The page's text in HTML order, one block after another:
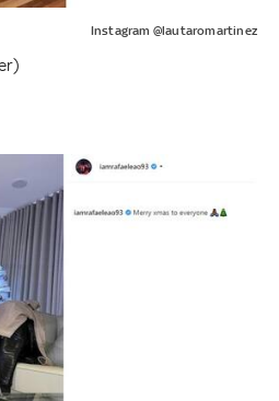
Instagram @lautaromartinez